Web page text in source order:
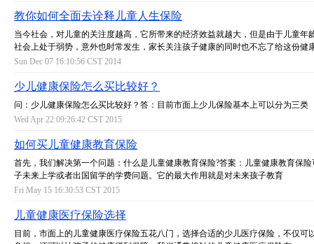
教你如何全面去诠释儿童人生保险
当今社会，对儿童的关注度越高，它所带来的经济效益就越大，但是由于儿童年
社会上处于弱势，意外也时常发生，家长关注孩子健康的同时也不忘了给这份健
Sun Dec 07 16:10:56 CST 2014
少儿健康保险怎么买比较好？
问：少儿健康保险怎么买比较好？答：目前市面上少儿保险基本上可以分为三类
Wed Apr 22 09:26:42 CST 2015
如何买儿童健康教育保险
首先，我们解决第一个问题：什么是儿童健康教育保险?答案：儿童健康教育保
子未来上学或者出国留学的学费问题。它的最大作用就是对未来孩子教育
Fri May 15 16:30:53 CST 2015
儿童健康医疗保险选择
目前，市面上的儿童健康医疗保险五花八门，选择合适的少儿医疗保险，不仅可